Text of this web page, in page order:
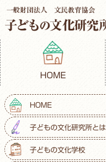
HOME
HOME
子どもの文化研究所とは
子どもの文化学校